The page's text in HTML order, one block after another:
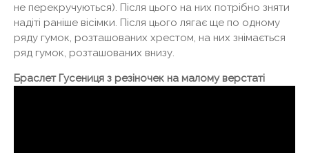
не перекручуються). Після цього на них потрібно зняти
надіті раніше вісімки. Після цього лягає ще по одному
ряду гумок, розташованих хрестом, на них знімається
ряд гумок, розташованих внизу.
Браслет Гусениця з резіночек на малому верстаті